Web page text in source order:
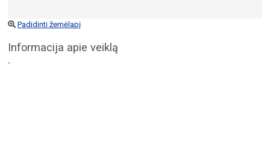
Padidinti žemėlapį
Informacija apie veiklą
-